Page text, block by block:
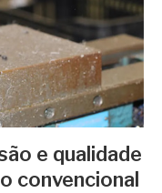
e qualidade
convencional